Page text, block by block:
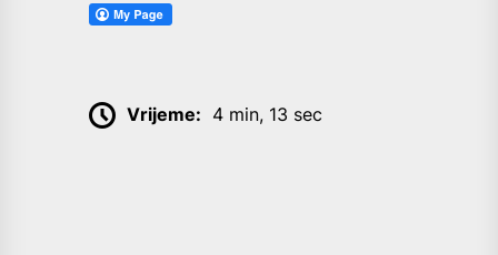
Vrijeme: 4 min, 13 sec